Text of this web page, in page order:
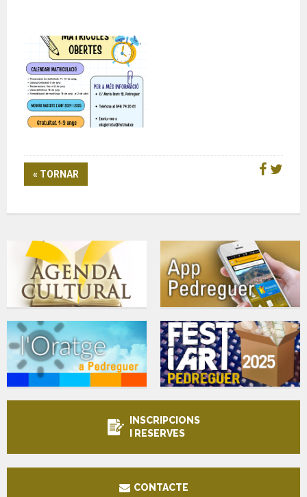
« TORNAR
INSCRIPCIONS
I RESERVES
CONTACTE